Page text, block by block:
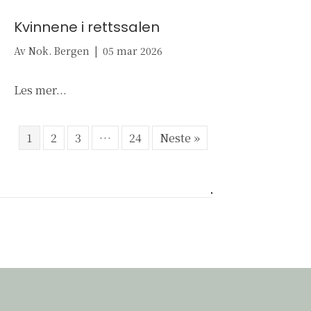
Kvinnene i rettssalen
Av Nok. Bergen | 05 mar 2026
Les mer...
1 2 3 … 24 Neste »